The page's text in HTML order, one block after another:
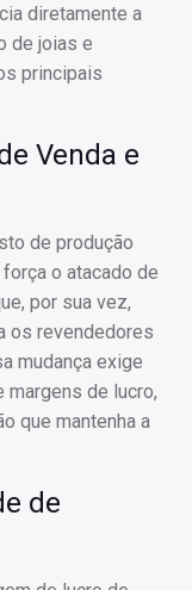
diretamente a
de joias e
principais
Venda e
de produção
o atacado de
por sua vez,
os revendedores
mudança exige
de lucro,
que mantenha a
de